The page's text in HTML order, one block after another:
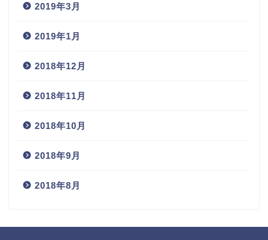
2019年3月
2019年1月
2018年12月
2018年11月
2018年10月
2018年9月
2018年8月